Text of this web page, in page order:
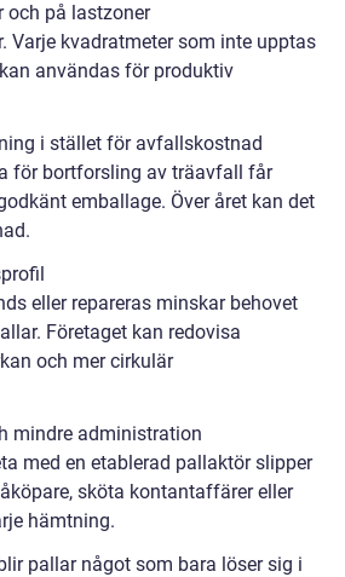
och på lastzoner
Varje kvadratmeter som inte upptas
användas för produktiv
i stället för avfallskostnad
för bortforsling av träavfall får
emballage. Över året kan det
eller repareras minskar behovet
Företaget kan redovisa
och mer cirkulär
mindre administration
med en etablerad pallaktör slipper
sköta kontantaffärer eller
hämtning.
pallar något som bara löser sig i